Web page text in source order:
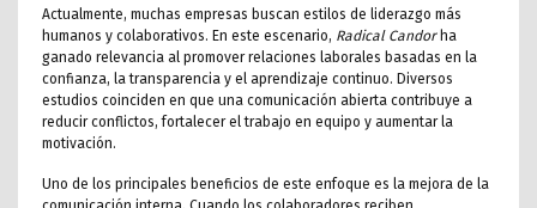
Actualmente, muchas empresas buscan estilos de liderazgo más
humanos y colaborativos. En este escenario, Radical Candorha
ganado relevancia al promover relaciones laborales basadas en la
confianza, la transparencia y el aprendizaje continuo. Diversos
estudios coinciden en que una comunicación abierta contribuye a
reducir conflictos, fortalecer el trabajo en equipo y aumentar la
motivación.
Uno de los principales beneficios de este enfoque es la mejora de la